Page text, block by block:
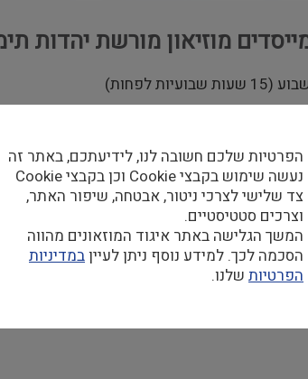
מוזיאון מורשת יהדות
לפחות)
של עם ישראל, לימודי ארץ ישראל,
הפרטיות שלכם חשובה לנו, לידיעתכם, באתר זה
נעשה שימוש בקבצי Cookie וכן בקבצי Cookie
צד שלישי לצרכי ניטור, אבטחה, שיפור האתר,
וצרכים סטטיסטיים.
המשך הגלישה באתר איגוד המוזאונים מהווה
הסכמה לכך. למידע נוסף ניתן לעייןבמדיניות
הפרטיות שלנו.